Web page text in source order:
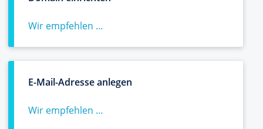
Wir empfehlen ...
E-Mail-Adresse anlegen
Wir empfehlen ...